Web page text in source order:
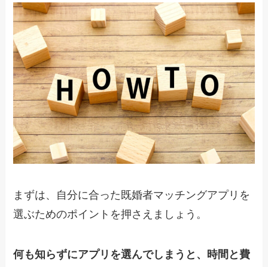
まずは、自分に合った既婚者マッチングアプリを
選ぶためのポイントを押さえましょう。
何も知らずにアプリを選んでしまうと、時間と費